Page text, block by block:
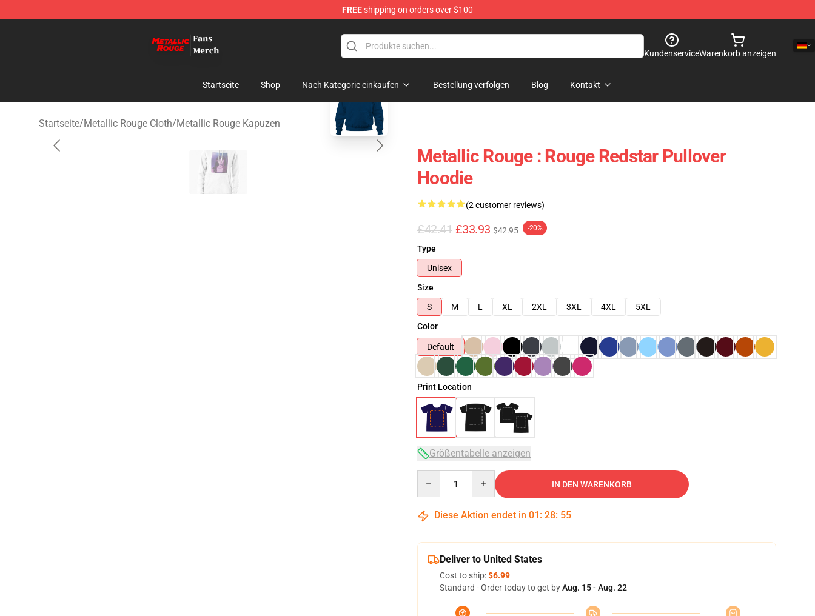
FREEshipping on orders over $100
KundenserviceWarenkorb anzeigen
Startseite Shop Nach Kategorie einkaufen Bestellung verfolgen Blog Kontakt
Startseite/Metallic Rouge Cloth/Metallic Rouge Kapuzen
Metallic Rouge : Rouge Redstar Pullover
Hoodie
(2 customer reviews)
£42.41 £33.93 $42.95 -20%
Type
Unisex
Size
S
M L XL 2XL 3XL 4XL
5XL
Color
Default
Print Location
Größentabelle anzeigen
IN DEN WARENKORB
Diese Aktion endet in 01 : 28: 54
Deliver to United States
Cost to ship:$6.99
Standard - Order today to get byAug. 15 - Aug. 22